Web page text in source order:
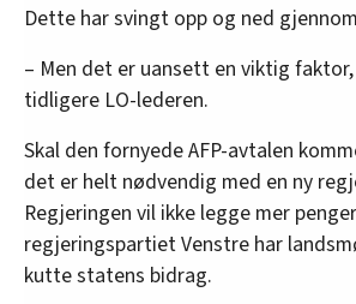
Dette har svingt opp og ned
– Men det er uansett en viktig
tidligere LO-lederen.
Skal den fornyede AFP-avtalen
det er helt nødvendig med en ny
Regjeringen vil ikke legge mer
regjeringspartiet Venstre har
kutte statens bidrag.